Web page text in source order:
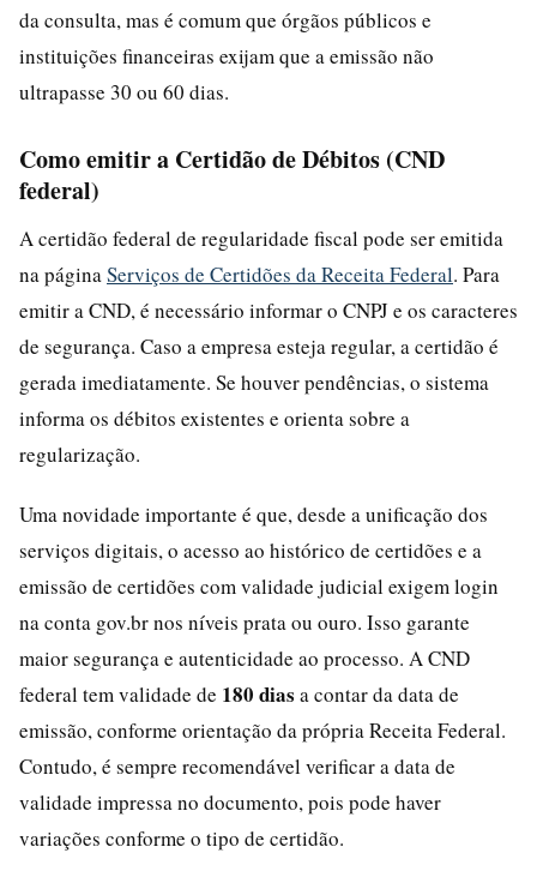
da consulta, mas é comum que órgãos públicos e
instituições financeiras exijam que a emissão não
ultrapasse 30 ou 60 dias.
Como emitir a Certidão de Débitos (CND
federal)
A certidão federal de regularidade fiscal pode ser emitida
na página Serviços de Certidões da Receita Federal. Para
emitir a CND, é necessário informar o CNPJ e os caracteres
de segurança. Caso a empresa esteja regular, a certidão é
gerada imediatamente. Se houver pendências, o sistema
informa os débitos existentes e orienta sobre a
regularização.
Uma novidade importante é que, desde a unificação dos
serviços digitais, o acesso ao histórico de certidões e a
emissão de certidões com validade judicial exigem login
na conta gov.br nos níveis prata ou ouro. Isso garante
maior segurança e autenticidade ao processo. A CND
federal tem validade de 180 dias a contar da data de
emissão, conforme orientação da própria Receita Federal.
Contudo, é sempre recomendável verificar a data de
validade impressa no documento, pois pode haver
variações conforme o tipo de certidão.